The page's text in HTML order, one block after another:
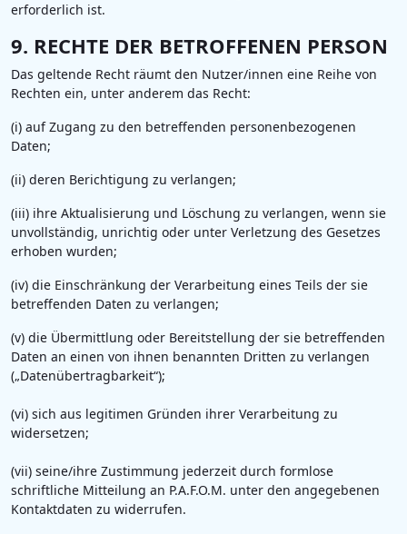
erforderlich ist.
9. RECHTE DER BETROFFENEN PERSON
Das geltende Recht räumt den Nutzer/innen eine Reihe von
Rechten ein, unter anderem das Recht:
(i) auf Zugang zu den betreffenden personenbezogenen
Daten;
(ii) deren Berichtigung zu verlangen;
(iii) ihre Aktualisierung und Löschung zu verlangen, wenn sie
unvollständig, unrichtig oder unter Verletzung des Gesetzes
erhoben wurden;
(iv) die Einschränkung der Verarbeitung eines Teils der sie
betreffenden Daten zu verlangen;
(v) die Übermittlung oder Bereitstellung der sie betreffenden
Daten an einen von ihnen benannten Dritten zu verlangen
(„Datenübertragbarkeit“);
(vi) sich aus legitimen Gründen ihrer Verarbeitung zu
widersetzen;
(vii) seine/ihre Zustimmung jederzeit durch formlose
schriftliche Mitteilung an P.A.F.O.M. unter den angegebenen
Kontaktdaten zu widerrufen.